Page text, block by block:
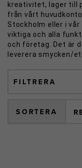
kreativitet, lager till
från vårt
Stockholm eller i vår
viktiga och alla
och företag. Det är
leverera smycken/
FILTRERA
SORTERA